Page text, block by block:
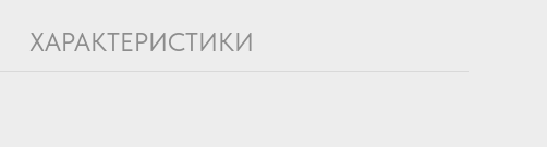
ХАРАКТЕРИСТИКИ